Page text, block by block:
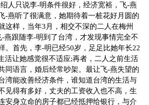
人只说李-明条件很好，经济宽裕，飞-燕
-燕听了很满意，她期待着一桩花好月圆的
这样，当年3月，相交不深的二人在梅州
燕跟随李-明到了台湾，才发现事情完全不
。首先，李-明已经50岁，足足比她年长22
活让她感觉很不适应;再者，二人之前生活
同语言，婚后经常吵架。最让飞-燕失望的
湾能改善经济条件，谁知道台湾的生活与
见得有多好，丈夫的工资收入也不高，生
安身立命的房子都已经抵押给银行，与介